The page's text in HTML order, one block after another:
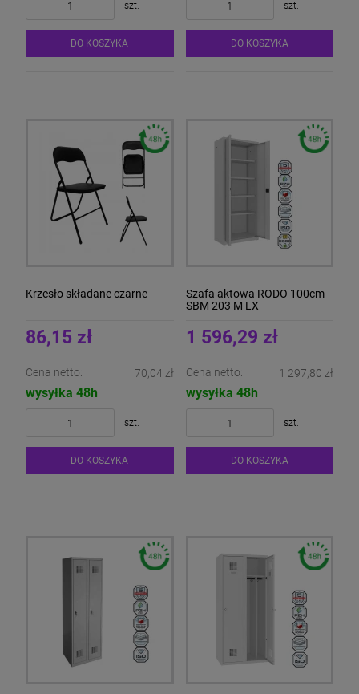
szt.
DO KOSZYKA
szt.
DO KOSZYKA
Krzesło składane czarne
86,15 zł
Cena netto: 70,04 zł
wysyłka 48h
szt.
DO KOSZYKA
Szafa aktowa RODO 100cm
SBM 203 M LX
1 596,29 zł
Cena netto: 1 297,80 zł
wysyłka 48h
szt.
DO KOSZYKA